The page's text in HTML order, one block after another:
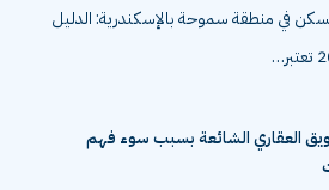
في منطقة سموحة بالإسكندرية: الدليل
العقاري الشائعة بسبب سوء فهم